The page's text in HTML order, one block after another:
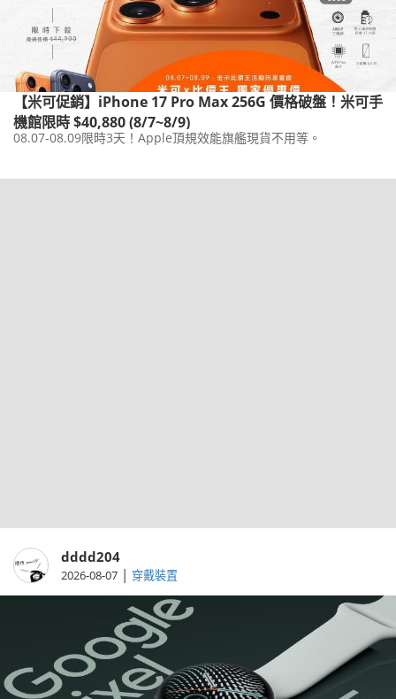
【米可促銷】iPhone 17 Pro Max 256G 價格破盤！米可手
機館限時 $40,880 (8/7~8/9)
08.07-08.09限時3天！Apple頂規效能旗艦現貨不用等。
dddd204
2026-08-07 | 穿戴裝置